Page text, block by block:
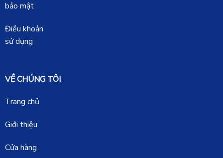
bảo mật
Điều khoản
sử dụng
VỀ CHÚNG TÔI
Trang chủ
Giới thiệu
Cửa hàng